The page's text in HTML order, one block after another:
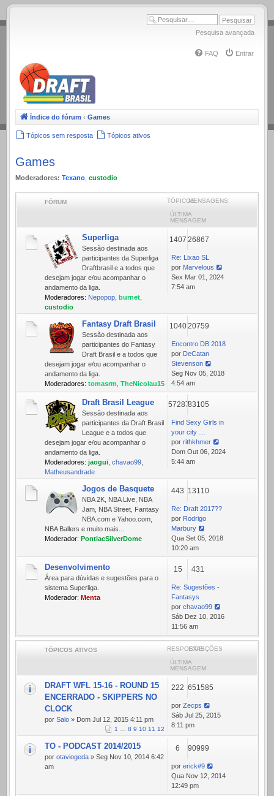
.
Pesquisa avançada
FAQ Entrar
Índice do fórum ‹ Games
Tópicos sem resposta Tópicos ativos
Games
Moderadores: Texano custodio
FÓRUM TÓPICOSMENSAGENS
ÚLTIMA
MENSAGEM
Superliga
Sessão destinada aos
participantes da Superliga
Draftbrasil e a todos que
desejam jogar e/ou acompanhar o
andamento da liga.
Moderadores: Nepopop burnet
custodio
1407 26867
Re: Lixao SL
por Marvelous
Ver
última
Sex Mar 01, 2024
7:54 am
Fantasy Draft Brasil
Sessão destinada aos
participantes do Fantasy
Draft Brasil e a todos que
desejam jogar e/ou acompanhar o
andamento da liga.
Moderadores: tomasrm TheNicolau15
104020759
Encontro DB 2018
por DeCatan
Stevenson
Ver
última
mensagem
Seg Nov 05, 2018
4:54 am
Draft Brasil League
Sessão destinada aos
participantes da Draft Brasil
League e a todos que
desejam jogar e/ou acompanhar o
andamento da liga.
Moderadores: jaogui chavao99
Matheusandrade
5728783105
Find Sexy Girls in
your city …
por rithkhmer
Ver
última
Dom Out 06, 2024
5:44 am
Jogos de Basquete
NBA 2K, NBA Live, NBA
Jam, NBA Street, Fantasy
NBA.com e Yahoo.com,
NBA Ballers e muito mais...
Moderador: PontiacSilverDome
443 13110
Re: Draft 2017??
por Rodrigo
Marbury
Ver
última
mensagem
Qua Set 05, 2018
10:20 am
Desenvolvimento
Área para dúvidas e sugestões para o
sistema Superliga.
Moderador: Menta
15 431
Re: Sugestões -
Fantasys
por chavao99
Ver
última
mensagem
Sáb Dez 10, 2016
11:56 am
TÓPICOS ATIVOS RESPOSTASEXIBIÇÕES
ÚLTIMA
MENSAGEM
DRAFT WFL 15-16 - ROUND 15
ENCERRADO - SKIPPERS NO
CLOCK
por Salo » Dom Jul 12, 2015 4:11 pm
1 8 9 10 11 12
222 651585
por Zecps
Sáb Jul 25, 2015
8:11 pm
TO - PODCAST 2014/2015
por otaviogeda » Seg Nov 10, 2014 6:42
am
6 90999
por erick#9
Qua Nov 12, 2014
12:49 pm